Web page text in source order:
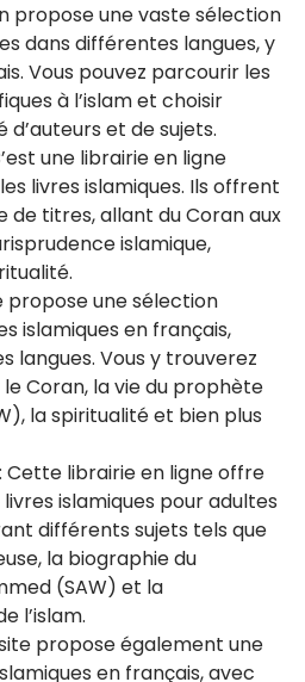
propose une vaste sélection
dans différentes langues, y
Vous pouvez parcourir les
à l’islam et choisir
et de sujets.
une librairie en ligne
livres islamiques. Ils offrent
de titres, allant du Coran aux
islamique,
propose une sélection
islamiques en français,
langues. Vous y trouverez
Coran, la vie du prophète
la spiritualité et bien plus
: Cette librairie en ligne offre
islamiques pour adultes
différents sujets tels que
la biographie du
(SAW) et la
l’islam.
propose également une
en français, avec